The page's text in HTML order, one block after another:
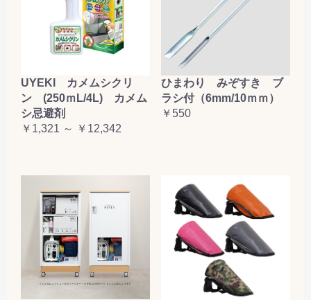
UYEKI カメムシクリ
ン (250ｍL/4L) カメム
シ忌避剤
￥1,321 ～ ￥12,342
ひまわり みぞすき ブ
ラシ付（6mm/10ｍｍ）
￥550